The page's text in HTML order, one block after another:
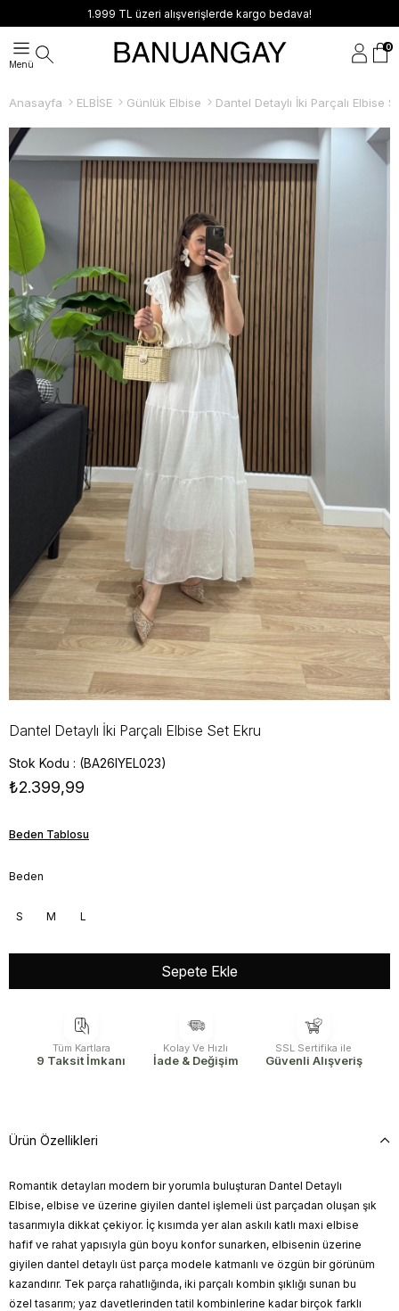
1.999 TL üzeri alışverişlerde kargo bedava!
0
Anasayfa ELBİSE Günlük Elbise Dantel Detaylı İki Parçalı Elbise
Dantel Detaylı İki Parçalı Elbise Set Ekru
Stok Kodu (BA26IYEL023)
₺2.399,99
Beden Tablosu
Beden
S M L
Tüm Kartlara
9 Taksit İmkanı
Kolay Ve Hızlı
İade & Değişim
SSL Sertifika ile
Güvenli Alışveriş
Ürün Özellikleri
Romantik detayları modern bir yorumla buluşturan Dantel Detaylı
Elbise, elbise ve üzerine giyilen dantel işlemeli üst parçadan oluşan şık
tasarımıyla dikkat çekiyor. İç kısımda yer alan askılı katlı maxi elbise
hafif ve rahat yapısıyla gün boyu konfor sunarken, elbisenin üzerine
giyilen dantel detaylı üst parça modele katmanlı ve özgün bir görünüm
kazandırır. Tek parça rahatlığında, iki parçalı kombin şıklığı sunan bu
özel tasarım; yaz davetlerinden tatil kombinlerine kadar birçok farklı